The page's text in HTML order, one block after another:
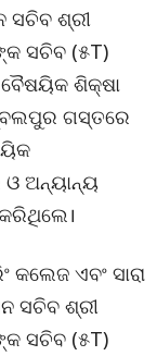
ସଚିବ ଶ୍ରୀ
ସଚିବ (୫T)
ଶିକ୍ଷା
ଗସ୍ତରେ
ଅନ୍ୟାନ୍ୟ
ଏବଂ ସାରା
ସଚିବ ଶ୍ରୀ
ସଚିବ (୫T)